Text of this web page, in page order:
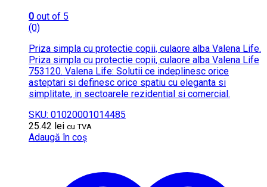
0 out of 5
(0)
Priza simpla cu protectie copii, culaore alba Valena Life.
Priza simpla cu protectie copii, culaore alba Valena Life
753120. Valena Life: Solutii ce indeplinesc orice
asteptari si definesc orice spatiu cu eleganta si
simplitate, in sectoarele rezidential si comercial.
SKU: 01020001014485
25.42 lei cu TVA
Adaugă în coș